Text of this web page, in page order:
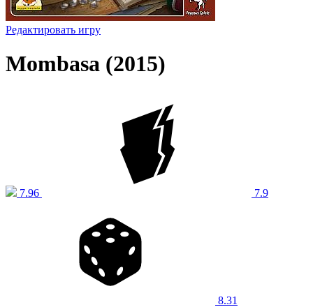
Редактировать игру
Mombasa (2015)
7.96 7.9
8.31